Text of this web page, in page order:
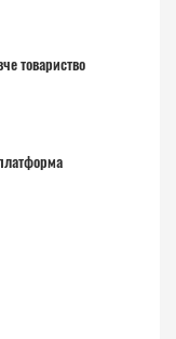
товариство